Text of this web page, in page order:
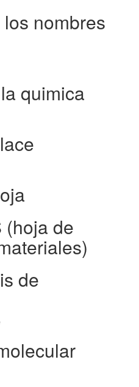
nombres
quimica
(hoja de
de